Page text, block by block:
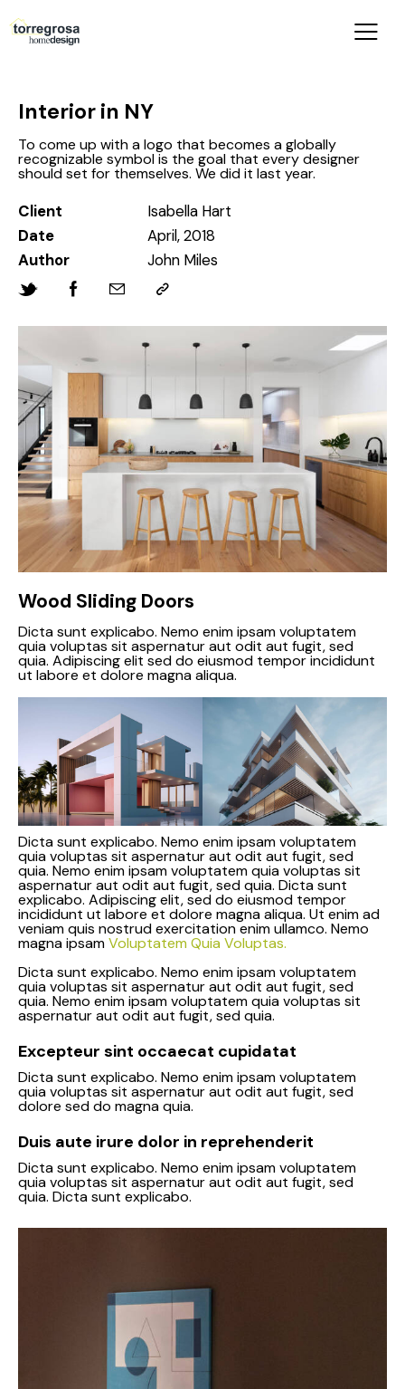
Interior in NY
To come up with a logo that becomes a globally
recognizable symbol is the goal that every designer
should set for themselves. We did it last year.
Client
Isabella Hart
Date
April, 2018
Author
John Miles
Wood Sliding Doors
Dicta sunt explicabo. Nemo enim ipsam voluptatem
quia voluptas sit aspernatur aut odit aut fugit, sed
quia. Adipiscing elit sed do eiusmod tempor incididunt
ut labore et dolore magna aliqua.
Dicta sunt explicabo. Nemo enim ipsam voluptatem
quia voluptas sit aspernatur aut odit aut fugit, sed
quia. Nemo enim ipsam voluptatem quia voluptas sit
aspernatur aut odit aut fugit, sed quia. Dicta sunt
explicabo. Adipiscing elit, sed do eiusmod tempor
incididunt ut labore et dolore magna aliqua. Ut enim ad
veniam quis nostrud exercitation enim ullamco. Nemo
magna ipsamVoluptatem Quia Voluptas.
Dicta sunt explicabo. Nemo enim ipsam voluptatem
quia voluptas sit aspernatur aut odit aut fugit, sed
quia. Nemo enim ipsam voluptatem quia voluptas sit
aspernatur aut odit aut fugit, sed quia.
Excepteur sint occaecat cupidatat
Dicta sunt explicabo. Nemo enim ipsam voluptatem
quia voluptas sit aspernatur aut odit aut fugit, sed
dolore sed do magna quia.
Duis aute irure dolor in reprehenderit
Dicta sunt explicabo. Nemo enim ipsam voluptatem
quia voluptas sit aspernatur aut odit aut fugit, sed
quia. Dicta sunt explicabo.